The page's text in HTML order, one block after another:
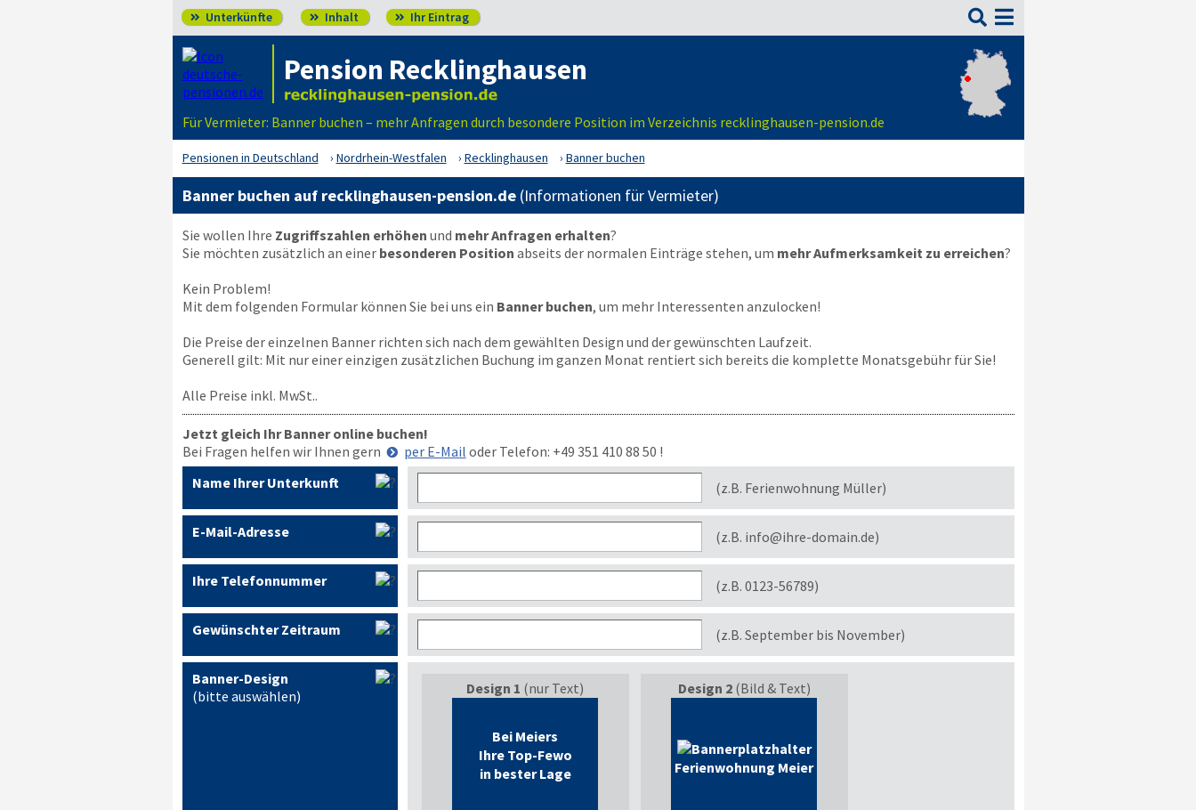
 Unterkünfte  Inhalt  Ihr Eintrag 
Pension Recklinghausen
Für Vermieter: Banner buchen – mehr Anfragen durch besondere Position im Verzeichnis recklinghausen-pension.de
Pensionen in Deutschland Nordrhein-Westfalen Recklinghausen Banner buchen
Banner buchen auf recklinghausen-pension.de (Informationen für Vermieter)
Sie wollen Ihre Zugriffszahlen erhöhen und mehr Anfragen erhalten?
Sie möchten zusätzlich an einer besonderen Position abseits der normalen Einträge stehen, um mehr Aufmerksamkeit zu erreichen?
Kein Problem!
Mit dem folgenden Formular können Sie bei uns ein Banner buchen, um mehr Interessenten anzulocken!
Die Preise der einzelnen Banner richten sich nach dem gewählten Design und der gewünschten Laufzeit.
Generell gilt: Mit nur einer einzigen zusätzlichen Buchung im ganzen Monat rentiert sich bereits die komplette Monatsgebühr für Sie!
Alle Preise inkl. MwSt..
Jetzt gleich Ihr Banner online buchen!
Bei Fragen helfen wir Ihnen gern
per E-Mail oder Telefon: +49 351 410 88 50 !
Name Ihrer Unterkunft
(z.B. Ferienwohnung Müller)
E-Mail-Adresse (z.B. info@ihre-domain.de)
Ihre Telefonnummer (z.B. 0123-56789)
Gewünschter Zeitraum (z.B. September bis November)
Banner-Design
(bitte auswählen)
Design 1 (nur Text)
Bei Meiers
Ihre Top-Fewo
in bester Lage
Design 2(Bild & Text)
Ferienwohnung Meier